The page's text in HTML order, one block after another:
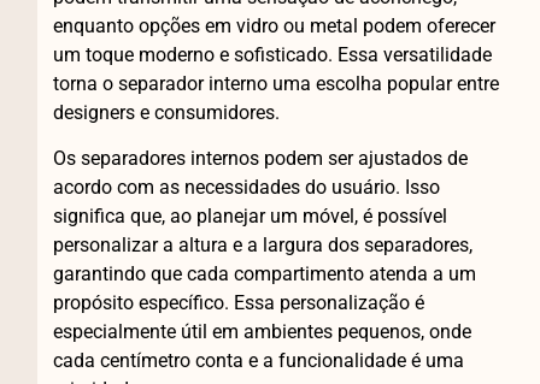
enquanto opções em vidro ou metal podem oferecer
um toque moderno e sofisticado. Essa versatilidade
torna o separador interno uma escolha popular entre
designers e consumidores.
Os separadores internos podem ser ajustados de
acordo com as necessidades do usuário. Isso
significa que, ao planejar um móvel, é possível
personalizar a altura e a largura dos separadores,
garantindo que cada compartimento atenda a um
propósito específico. Essa personalização é
especialmente útil em ambientes pequenos, onde
cada centímetro conta e a funcionalidade é uma